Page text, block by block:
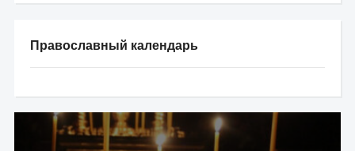
Православный календарь